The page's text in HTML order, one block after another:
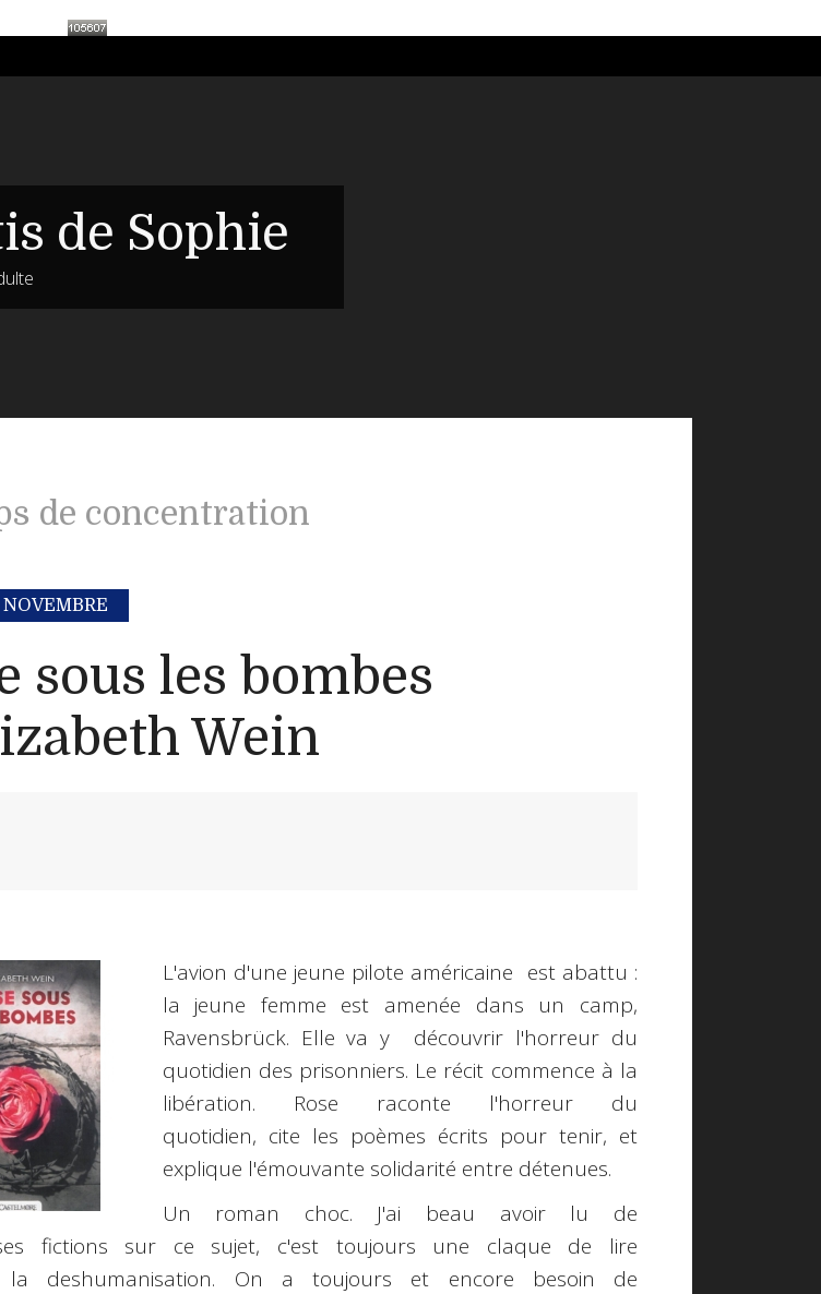
de Sophie
de concentration
NOVEMBRE
sous les bombes
Wein
L'avion d'une jeune pilote américaine est abattu :
la jeune femme est amenée dans un camp,
Ravensbrück. Elle va y découvrir l'horreur du
quotidien des prisonniers. Le récit commence à la
libération. Rose raconte l'horreur du
quotidien, cite les poèmes écrits pour tenir, et
explique l'émouvante solidarité entre détenues.
Un roman choc. J'ai beau avoir lu de
fictions sur ce sujet, c'est toujours une claque de lire
la deshumanisation. On a toujours et encore besoin de